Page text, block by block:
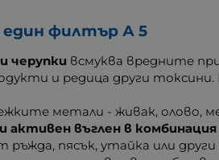
един филтър А 5
черупки всмуква вредните
и редица други
метали - живак, олово,
активен въглен в
пясък, утайка или